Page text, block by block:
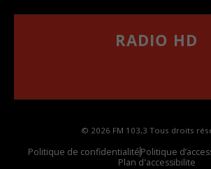
RADIO HD
© 2026 FM 103,3 Tous droits
Politique de confidentialitéPolitique
Plan d'accessibilite